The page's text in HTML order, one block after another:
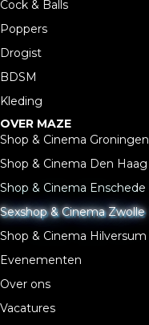
Cock & Balls
Poppers
Drogist
BDSM
Kleding
OVER MAZE
Shop & Cinema Groningen
Shop & Cinema Den Haag
Shop & Cinema Enschede
Sexshop & Cinema Zwolle
Shop & Cinema Hilversum
Evenementen
Over ons
Vacatures